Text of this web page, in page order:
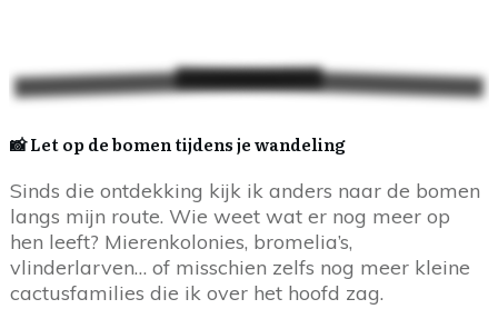
📸 Let op de bomen tijdens je wandeling
Sinds die ontdekking kijk ik anders naar de bomen
langs mijn route. Wie weet wat er nog meer op
hen leeft? Mierenkolonies, bromelia’s,
vlinderlarven… of misschien zelfs nog meer kleine
cactusfamilies die ik over het hoofd zag.